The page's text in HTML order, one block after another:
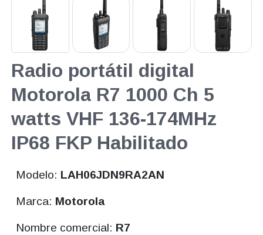
Radio portátil digital
Motorola R7 1000 Ch 5
watts VHF 136-174MHz
IP68 FKP Habilitado
Modelo: LAH06JDN9RA2AN
Marca: Motorola
Nombre comercial: R7